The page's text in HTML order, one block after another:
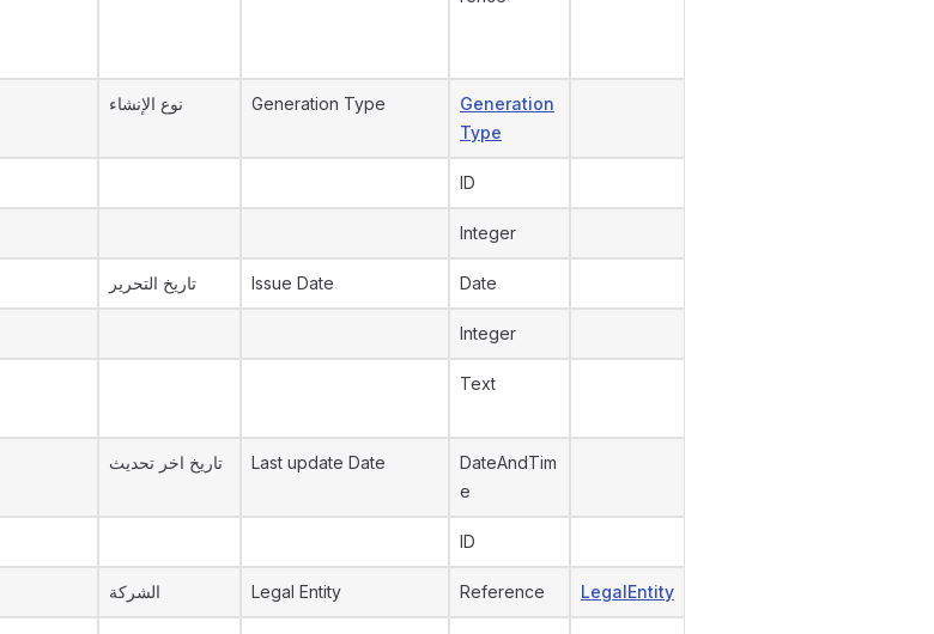
نوع الإنشاء Generation Type
Generation
Type
ID
Integer
تاريخ التحرير Issue Date Date
Integer
Text
تاريخ اخر تحديث Last update Date
DateAndTim
e
ID
الشركة Legal Entity Reference LegalEntity